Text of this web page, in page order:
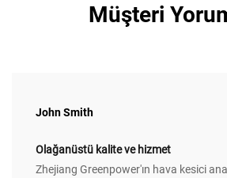
Müşteri
John Smith
Olağanüstü kalite ve hizmet
Zhejiang Greenpower'ın hava kesici